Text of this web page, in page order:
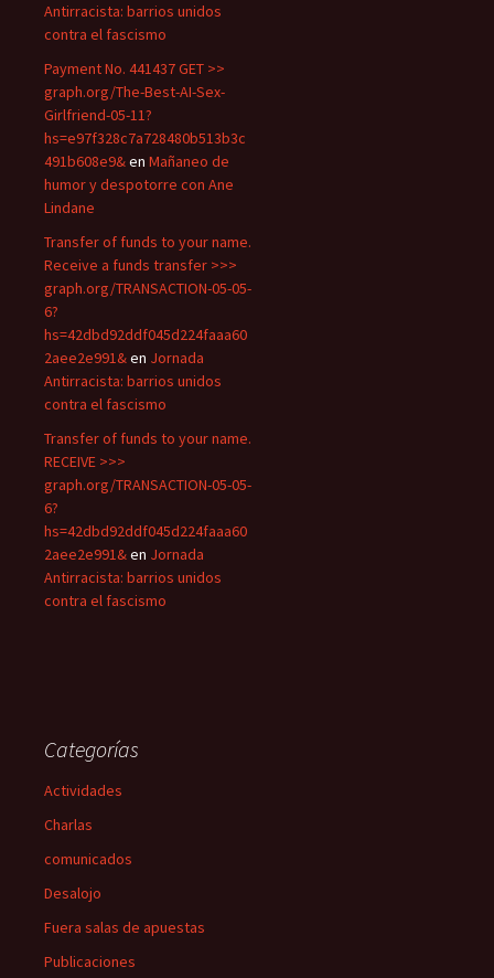
Antirracista: barrios unidos
contra el fascismo
Payment No. 441437 GET >>
graph.org/The-Best-AI-Sex-
Girlfriend-05-11?
hs=e97f328c7a728480b513b3c
491b608e9&en Mañaneo de
humor y despotorre con Ane
Lindane
Transfer of funds to your name.
Receive a funds transfer >>>
graph.org/TRANSACTION-05-05-
6?
hs=42dbd92ddf045d224faaa60
2aee2e991&en Jornada
Antirracista: barrios unidos
contra el fascismo
Transfer of funds to your name.
RECEIVE >>>
graph.org/TRANSACTION-05-05-
6?
hs=42dbd92ddf045d224faaa60
2aee2e991&en Jornada
Antirracista: barrios unidos
contra el fascismo
Categorías
Actividades
Charlas
comunicados
Desalojo
Fuera salas de apuestas
Publicaciones